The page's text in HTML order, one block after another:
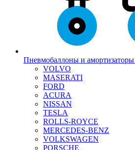
Пневмобаллоны и амортизаторы
VOLVO
MASERATI
FORD
ACURA
NISSAN
TESLA
ROLLS-ROYCE
MERCEDES-BENZ
VOLKSWAGEN
PORSCHE